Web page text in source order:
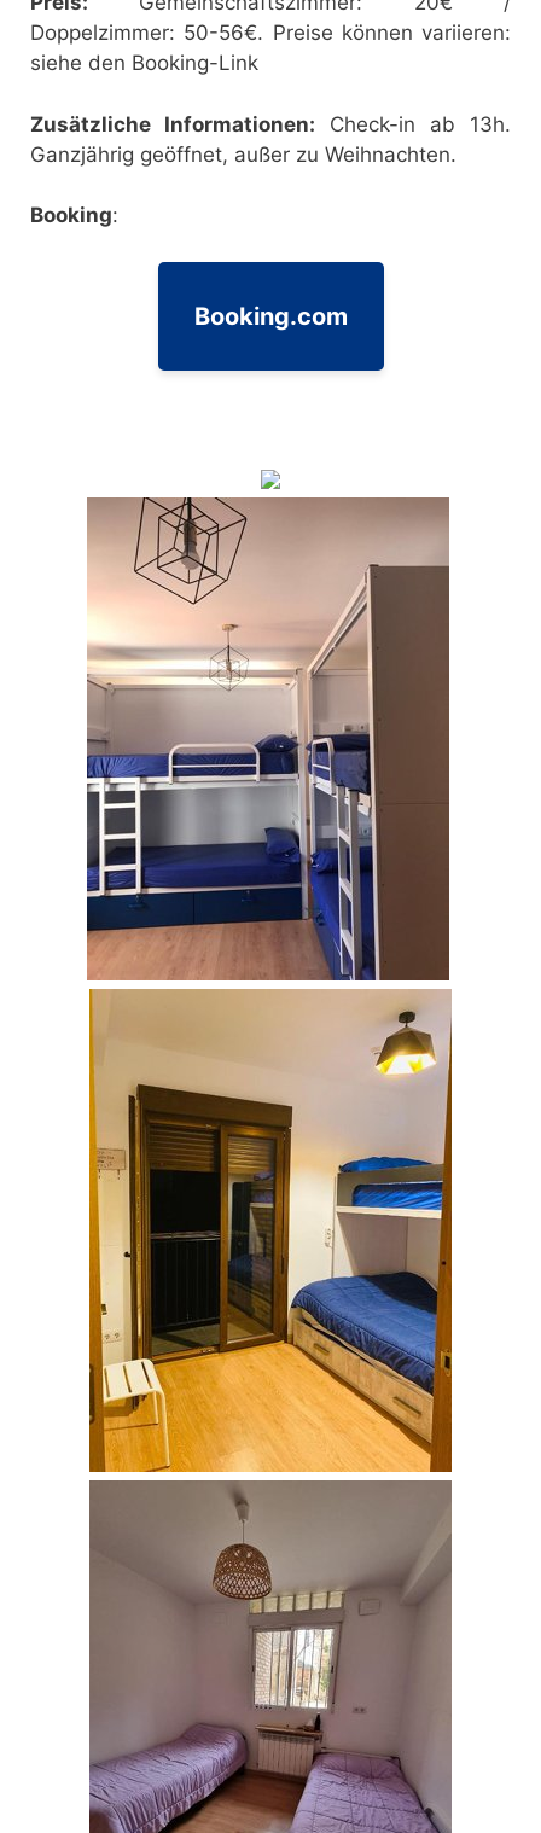
Doppelzimmer: 50-56€. Preise können variieren:
siehe den Booking-Link
Zusätzliche Informationen: Check-in ab 13h.
Ganzjährig geöffnet, außer zu Weihnachten.
Booking:
Booking.com